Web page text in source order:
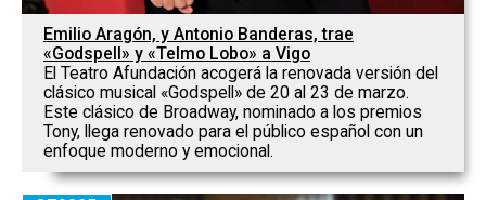
Emilio Aragón, y Antonio Banderas, trae
«Godspell» y «Telmo Lobo» a Vigo
El Teatro Afundación acogerá la renovada versión del
clásico musical «Godspell» de 20 al 23 de marzo.
Este clásico de Broadway, nominado a los premios
Tony, llega renovado para el público español con un
enfoque moderno y emocional.